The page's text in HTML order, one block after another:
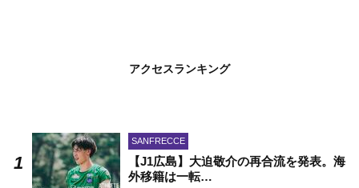
アクセスランキング
SANFRECCE
【J1広島】大迫敬介の再合流を発表。海
外移籍は一転…